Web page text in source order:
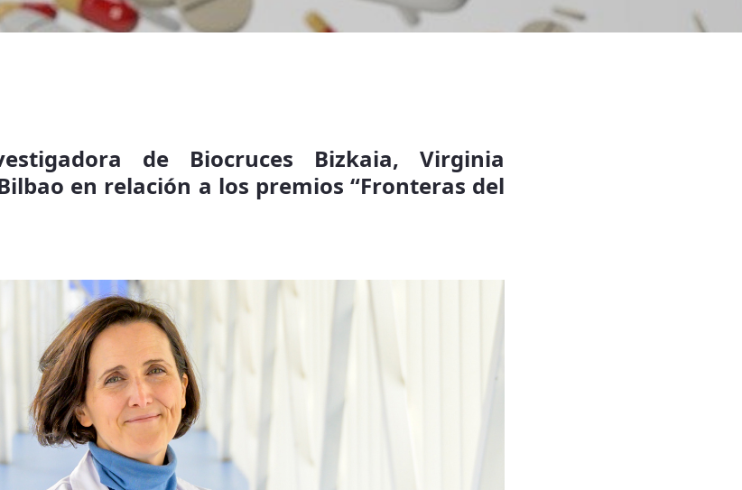
de Biocruces Bizkaia, Virginia
en relación a los premios “Fronteras del